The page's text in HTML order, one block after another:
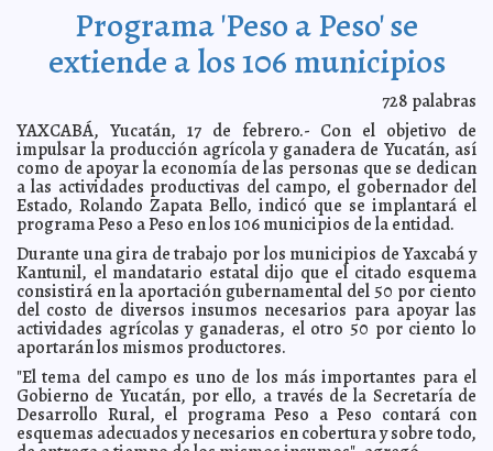
2013-02-18 16:08:56 Debate legislativo sobre la Ley de AMPARO Franz de J.
Fortuny Loret de Mola
2013-02-18 16:03:05 UADY gana competencia nacional / Exhiben animales
en peligro de extinción A7
El día en que la información se rindió ante el dinero
María del Mar Boeta
2013-02-18 10:40:26 Agua despierta dudas sobre la formación de la Luna A7
2013-02-18 09:56:01 Médicos consideran inútil seguir tratando a Chávez Mari
Tere Menéndez Monforte
2013-02-18 09:53:20 Hallan los primeros fragmentos del 'meteorito de
Chebarkul'
2013-02-18 09:18:21 Felino de ojos dorados Mari Tere Menéndez Monforte
2013-02-18 09:07:33 PIB de México creció 3.9% en 2012: INEGIA7
2013-02-18 08:53:20 Rusia enviará el martes dos aviones a Siria A7
2013-02-18 08:51:54 Desfile de ritmos africanos invade el Paseo de la
Reforma
2013-02-18 08:49:05 Relajamiento previo al esfuerzo Mari Tere Menéndez Monforte
2013-02-18 08:47:55 Choques de la Policía y empleados de Iberia en Barajas
Mari Tere Menéndez Monforte
Programa 'Peso a Peso' se
extiende a los 106 municipios
728 palabras
YAXCABÁ, Yucatán, 17 de febrero.- Con el objetivo de
impulsar la producción agrícola y ganadera de Yucatán, así
como de apoyar la economía de las personas que se dedican
a las actividades productivas del campo, el gobernador del
Estado, Rolando Zapata Bello, indicó que se implantará el
programa Peso a Peso en los 106 municipios de la entidad.
Durante una gira de trabajo por los municipios de Yaxcabá y
Kantunil, el mandatario estatal dijo que el citado esquema
consistirá en la aportación gubernamental del 50 por ciento
del costo de diversos insumos necesarios para apoyar las
actividades agrícolas y ganaderas, el otro 50 por ciento lo
aportarán los mismos productores.
"El tema del campo es uno de los más importantes para el
Gobierno de Yucatán, por ello, a través de la Secretaría de
Desarrollo Rural, el programa Peso a Peso contará con
esquemas adecuados y necesarios en cobertura y sobre todo,